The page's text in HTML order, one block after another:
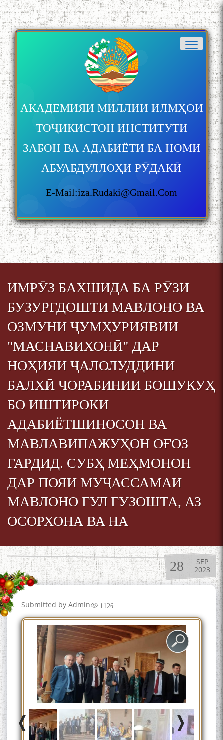
АКАДЕМИЯИ МИЛЛИИ ИЛМҲОИ
ТОҶИКИСТОН ИНСТИТУТИ
ЗАБОН ВА АДАБИЁТИ БА НОМИ
АБУАБДУЛЛОҲИ РӮДАКӢ
E-Mail:iza.rudaki@gmail.com
ИМРӮЗ БАХШИДА БА РӮЗИ
БУЗУРГДОШТИ МАВЛОНО ВА
ОЗМУНИ ҶУМҲУРИЯВИИ
"МАСНАВИХОНӢ" ДАР
НОҲИЯИ ҶАЛОЛУДДИНИ
БАЛХӢ ЧОРАБИНИИ БОШУКУҲ
БО ИШТИРОКИ
АДАБИЁТШИНОСОН ВА
МАВЛАВИПАЖУҲОН ОҒОЗ
ГАРДИД. СУБҲ МЕҲМОНОН
ДАР ПОЯИ МУҶАССАМАИ
МАВЛОНО ГУЛ ГУЗОШТА, АЗ
ОСОРХОНА ВА НА
28
SEP
2023
Submitted by Admin 1126
БА МУНОСИБАТИ
БУЗУРГДОШТИ РӮЗИ РӮДАКӢ